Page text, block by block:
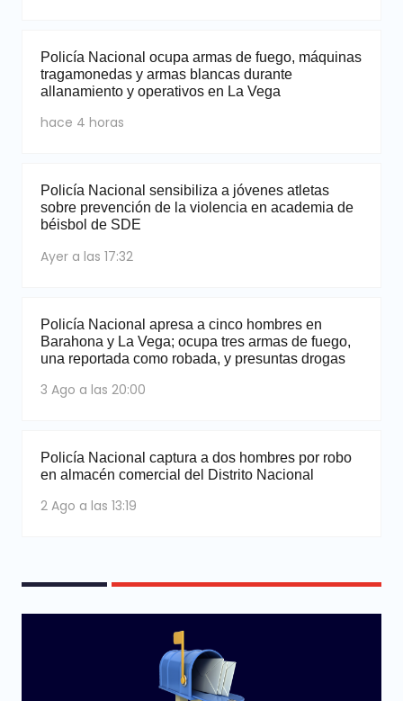
Policía Nacional ocupa armas de fuego, máquinas
tragamonedas y armas blancas durante
allanamiento y operativos en La Vega
hace 4 horas
Policía Nacional sensibiliza a jóvenes atletas
sobre prevención de la violencia en academia de
béisbol de SDE
Ayer a las 17:32
Policía Nacional apresa a cinco hombres en
Barahona y La Vega; ocupa tres armas de fuego,
una reportada como robada, y presuntas drogas
3 Ago a las 20:00
Policía Nacional captura a dos hombres por robo
en almacén comercial del Distrito Nacional
2 Ago a las 13:19